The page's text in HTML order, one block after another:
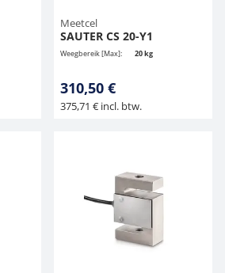
Meetcel
SAUTER CS 20-Y1
Weegbereik [Max]: 20 kg
310,50 €
375,71 € incl. btw.